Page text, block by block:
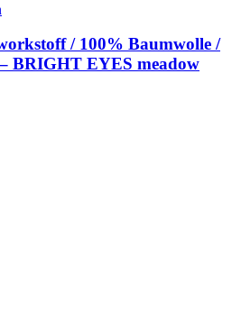
/ 100% Baumwolle /
BRIGHT EYES meadow